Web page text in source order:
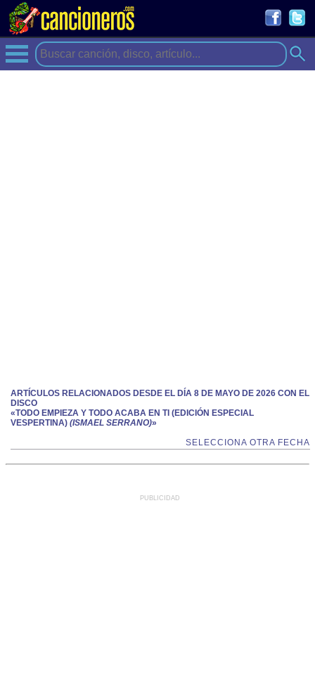
ARTÍCULOS RELACIONADOS DESDE EL DÍA 8 DE MAYO DE 2026 CON EL
DISCO
«TODO EMPIEZA Y TODO ACABA EN TI (EDICIÓN ESPECIAL
VESPERTINA) (ISMAEL SERRANO)»
SELECCIONA OTRA FECHA
PUBLICIDAD